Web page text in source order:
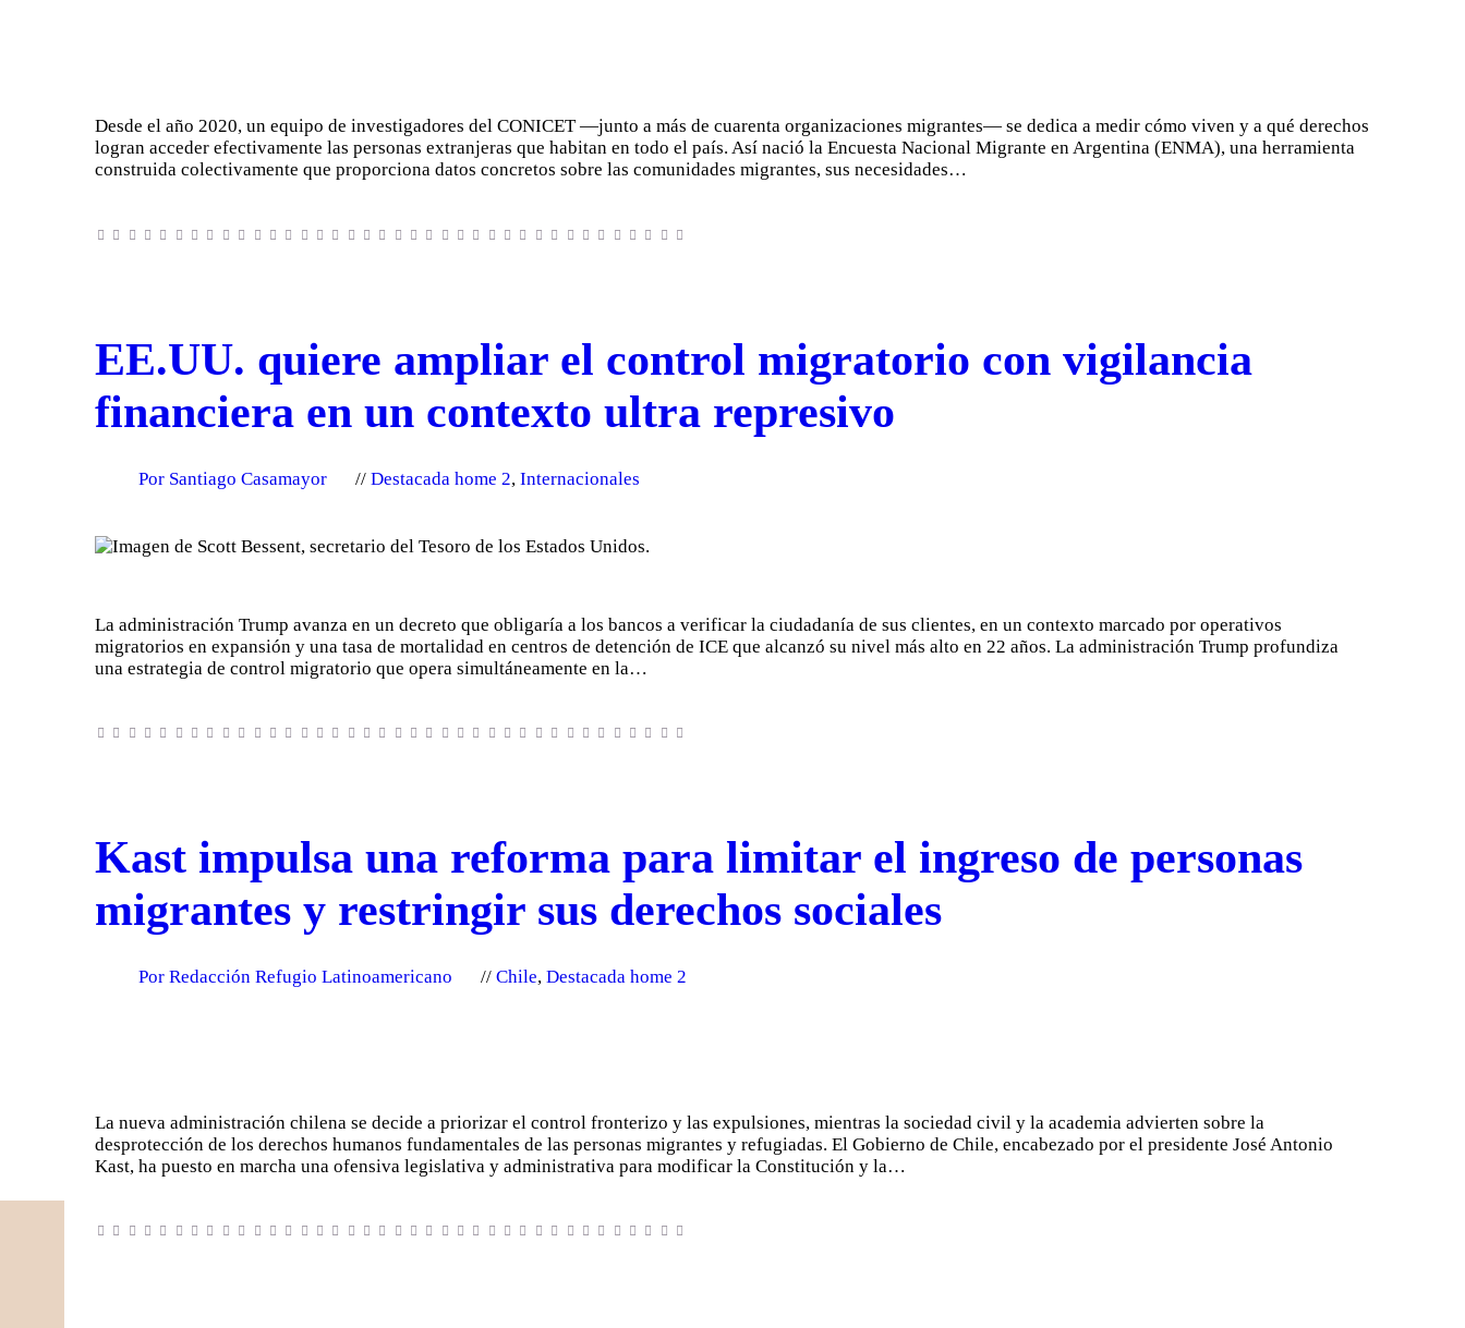
Desde el año 2020, un equipo de investigadores del CONICET —junto a más de cuarenta organizaciones migrantes— se dedica a medir cómo viven y a qué derechos
logran acceder efectivamente las personas extranjeras que habitan en todo el país. Así nació la Encuesta Nacional Migrante en Argentina (ENMA), una herramienta
construida colectivamente que proporciona datos concretos sobre las comunidades migrantes, sus necesidades…
EE.UU. quiere ampliar el control migratorio con vigilancia
financiera en un contexto ultra represivo
Por Santiago Casamayor Destacada home 2,Internacionales
La administración Trump avanza en un decreto que obligaría a los bancos a verificar la ciudadanía de sus clientes, en un contexto marcado por operativos
migratorios en expansión y una tasa de mortalidad en centros de detención de ICE que alcanzó su nivel más alto en 22 años. La administración Trump profundiza
una estrategia de control migratorio que opera simultáneamente en la…
Kast impulsa una reforma para limitar el ingreso de personas
migrantes y restringir sus derechos sociales
Por Redacción Refugio Latinoamericano Chile,Destacada home 2
La nueva administración chilena se decide a priorizar el control fronterizo y las expulsiones, mientras la sociedad civil y la academia advierten sobre la
desprotección de los derechos humanos fundamentales de las personas migrantes y refugiadas. El Gobierno de Chile, encabezado por el presidente José Antonio
Kast, ha puesto en marcha una ofensiva legislativa y administrativa para modificar la Constitución y la…